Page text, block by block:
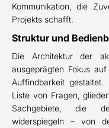
Kommunikation, die
Projekts schafft.
Struktur und
Die Architektur der
ausgeprägten Fokus
Auffindbarkeit
Liste von Fragen,
Sachgebiete, die
widerspiegeln – von